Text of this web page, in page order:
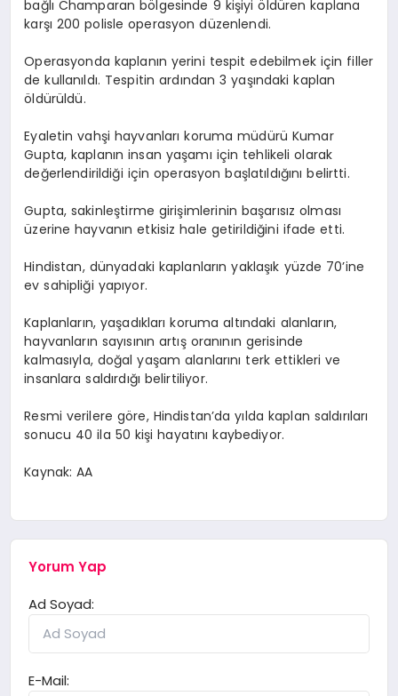
bağlı Champaran bölgesinde 9 kişiyi öldüren kaplana
karşı 200 polisle operasyon düzenlendi.
Operasyonda kaplanın yerini tespit edebilmek için filler
de kullanıldı. Tespitin ardından 3 yaşındaki kaplan
öldürüldü.
Eyaletin vahşi hayvanları koruma müdürü Kumar
Gupta, kaplanın insan yaşamı için tehlikeli olarak
değerlendirildiği için operasyon başlatıldığını belirtti.
Gupta, sakinleştirme girişimlerinin başarısız olması
üzerine hayvanın etkisiz hale getirildiğini ifade etti.
Hindistan, dünyadaki kaplanların yaklaşık yüzde 70’ine
ev sahipliği yapıyor.
Kaplanların, yaşadıkları koruma altındaki alanların,
hayvanların sayısının artış oranının gerisinde
kalmasıyla, doğal yaşam alanlarını terk ettikleri ve
insanlara saldırdığı belirtiliyor.
Resmi verilere göre, Hindistan’da yılda kaplan saldırıları
sonucu 40 ila 50 kişi hayatını kaybediyor.
Kaynak: AA
Yorum Yap
Ad Soyad:
E-Mail: